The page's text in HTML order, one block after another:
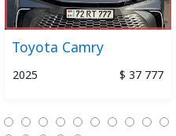
Toyota Camry
2025 $ 37 777